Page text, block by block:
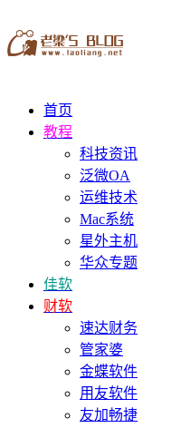
首页
教程
科技资讯
泛微OA
运维技术
Mac系统
星外主机
华众专题
佳软
财软
速达财务
管家婆
金蝶软件
用友软件
友加畅捷